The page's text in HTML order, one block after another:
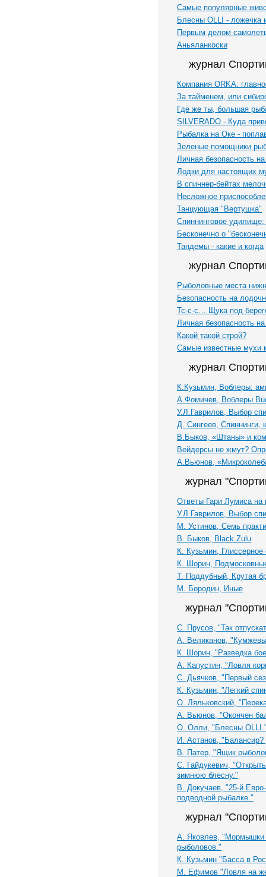
Самые популярные
Блесны OLLI - ложечка
Первым делом
Аньяланкоски
журнал
Компания ORKA:
За тайменем, или
Где же ты, большая
SILVERADO - Куда
Рыбалка на Оке -
Зеленые помощники
Личная безопасность
Лодки для настоящих
В спиннер-бейтах
Несложное
Танцующая "Вертушка"
Спиннинговое удилище:
Бесконечно о
Тандемы - какие и когда
журнал
Рыболовные места
Безопасность на
Тс-с-с… Щука под
Личная безопасность
Какой такой строй?
Самые известные мухи
журнал
К.Кузьмин, Воблеры:
А.Фомичев, Воблеры
У.Л.Гаврилов, Выбор
Д. Сингеев, Спиннинги,
В.Быков, «Штаны» и
Вейдерсы не жмут?
А.Вьюнов,
журнал
Ответы Гари Лумиса на
У.Л.Гаврилов, Выбор
М. Устинов, Семь
В. Быков, Black Zulu
К. Кузьмин, Глиссерное
К. Шорин,
Т. Поддубный, Крутая
М. Бородин, Иные
журнал
С. Прусов, "Так
А. Великанов,
К. Шорин, "Разведка
А. Капустин, "Ловля
C. Дьячков, "Первый
К. Кузьмин, "Легкий
О. Ляльковский,
А. Вьюнов, "Окончен
О. Олли, "Блесны
И. Астанов,
В. Патер, "Ящик
С. Гайдукевич,
зимнюю блесну."
В. Докучаев, "25-й
подводной рыбалке."
журнал
А. Яковлев, "Мормышки
рыболовов."
К. Кузьмин "Басса в
М. Ефимов "Ловля на